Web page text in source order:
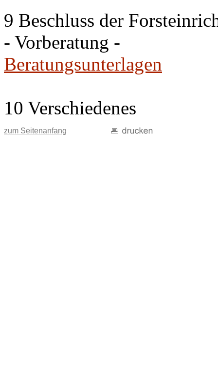
9 Beschluss der
- Vorberatung -
Beratungsunterlagen
10 Verschiedenes
zum Seitenanfang